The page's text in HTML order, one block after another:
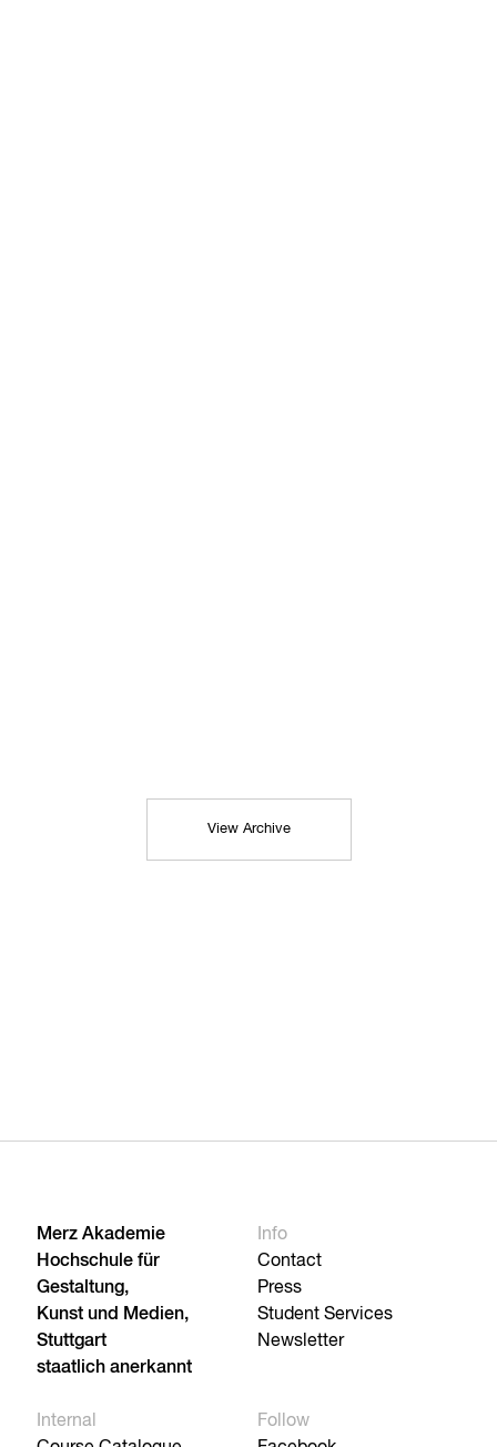
View Archive
Merz Akademie
Hochschule für
Gestaltung,
Kunst und Medien,
Stuttgart
staatlich anerkannt
Info
Contact
Press
Student Services
Newsletter
Internal
Follow